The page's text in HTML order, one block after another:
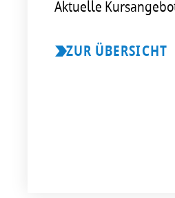
Aktuelle
ZUR ÜBERSICHT